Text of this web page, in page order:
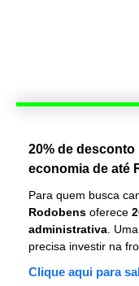
20% de
economia de até
Para quem busca
Rodobens oferece
administrativa .
precisa investir na
Clique aqui para